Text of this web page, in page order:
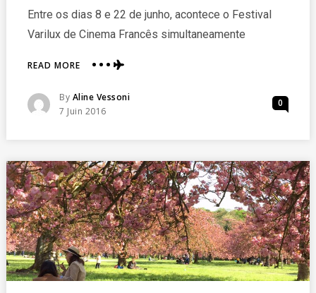
Entre os dias 8 e 22 de junho, acontece o Festival
Varilux de Cinema Francês simultaneamente
READ MOREABOUT
DE
CINEMA
50
CIDADES
BRASILEIRAS
Posted
By Aline Vessoni
Posted
7 Juin 2016
0